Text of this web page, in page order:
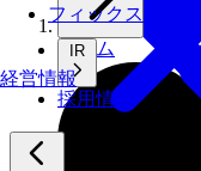
IR
採用情報
フィックスター
経営情報
ホーム